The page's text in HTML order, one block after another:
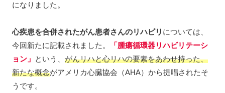
になりました。
心疾患を合併されたがん患者さんのリハビリ については、
今回新たに記載されました。
「腫瘍循環器リハビリテーシ
ョン」 という、 がんリハと心リハの要素をあわせ持った、
新たな概念がアメリカ心臓協会（AHA）から提唱されたそ
うです。